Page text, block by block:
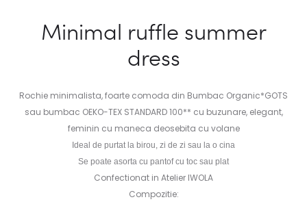
Minimal ruffle summer
dress
Rochie minimalista, foarte comoda din Bumbac Organic*GOTS
sau bumbac OEKO-TEX STANDARD 100** cu buzunare, elegant,
feminin cu maneca deosebita cu volane
Ideal de purtat la birou, zi de zi sau la o cina
Se poate asorta cu pantof cu toc sau plat
Confectionat in Atelier IWOLA
Compozitie: